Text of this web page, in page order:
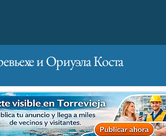
и Ориуэла Коста